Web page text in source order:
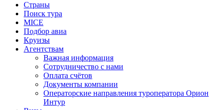
Страны
Поиск тура
MICE
Подбор авиа
Круизы
Агентствам
Важная информация
Сотрудничество с нами
Оплата счётов
Документы компании
Операторские направления туроператора Орион
Интур